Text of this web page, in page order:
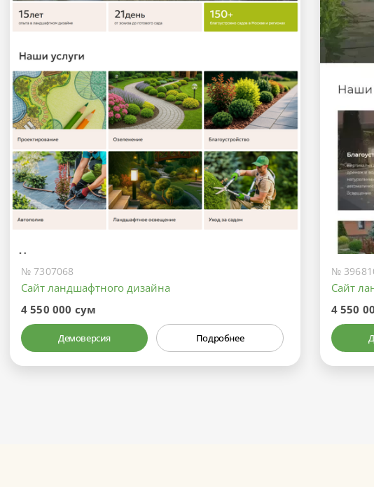
№ 7307068
Сайт ландшафтного дизайна
4 550 000 сум
Демоверсия Подробнее
№
Сайт
4 550